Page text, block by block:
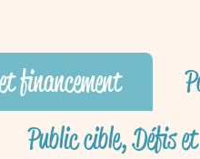
financement
Public cible, Défis